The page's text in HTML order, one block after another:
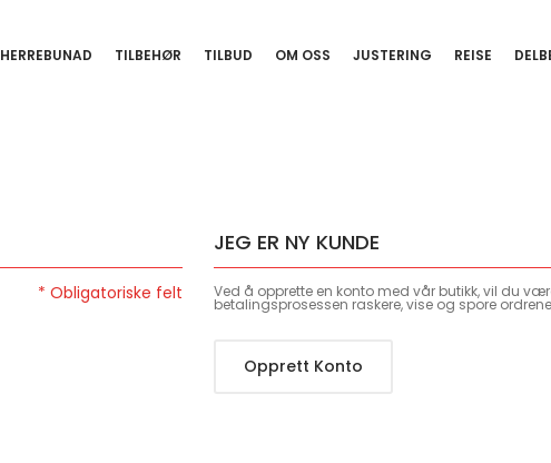
HERREBUNAD TILBEHØR TILBUD OM OSS JUSTERING REISE
JEG ER NY KUNDE
Ved å opprette en konto med vår butikk, vil du
betalingsprosessen raskere, vise og spore
Opprett Konto